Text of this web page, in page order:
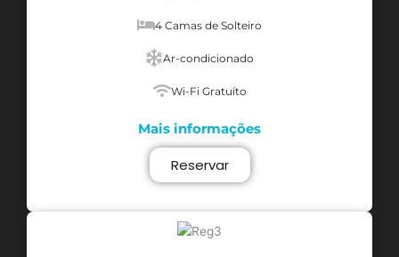
4 Camas de Solteiro
Ar-condicionado
Wi-Fi Gratuíto
Mais informações
Reservar